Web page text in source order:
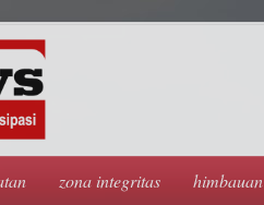
zona integritas himbauan